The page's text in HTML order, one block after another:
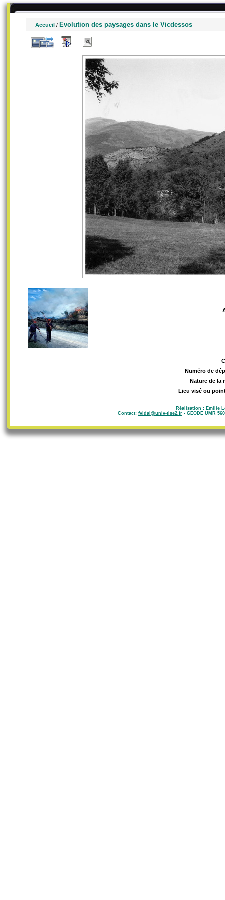
Accueil / Evolution des paysages dans le Vicdessos
Numéro de
Nature de la
Lieu visé ou
Réalisation : Emilie
Contact: fvidal@univ-tlse2.fr- GEODE UMR